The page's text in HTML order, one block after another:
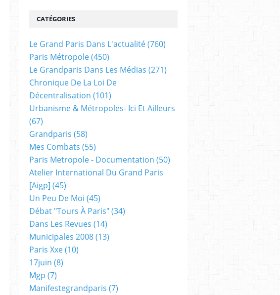
CATÉGORIES
Le Grand Paris Dans L'actualité(760)
Paris Métropole(450)
Le Grandparis Dans Les Médias (271)
Chronique De La Loi De
Décentralisation (101)
Urbanisme & Métropoles- Ici Et Ailleurs
(67)
Grandparis (58)
Mes Combats (55)
Paris Metropole - Documentation (50)
Atelier International Du Grand Paris
[aigp] (45)
Un Peu De Moi (45)
Débat "tours À Paris"(34)
Dans Les Revues (14)
Municipales 2008(13)
Paris Xxe(10)
17juin (8)
Mgp (7)
Manifestegrandparis (7)